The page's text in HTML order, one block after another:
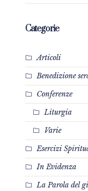
Categorie
Articoli
Benedizione
Conferenze
Liturgia
Varie
Esercizi
In Evidenza
La Parola del